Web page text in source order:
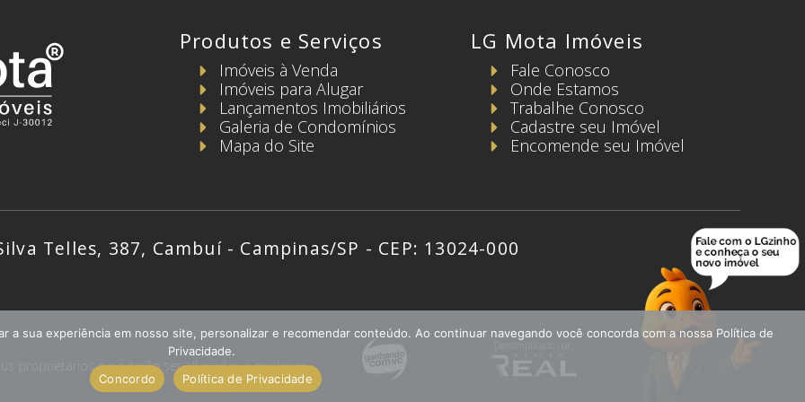
Produtos e Serviços
Imóveis à Venda
Imóveis para Alugar
Lançamentos Imobiliários
Galeria de Condomínios
Mapa do Site
LG Mota Imóveis
Fale Conosco
Onde Estamos
Trabalhe Conosco
Cadastre seu Imóvel
Encomende seu Imóvel
Telles, 387, Cambuí - Campinas/SP - CEP: 13024-000
proprietários e poderão ser alteradas a qualquer
a sua experiência em nosso site, personalizar e recomendar conteúdo. Ao continuar navegando você concorda com a nossa Política de
Privacidade.
Concordo
Política de Privacidade